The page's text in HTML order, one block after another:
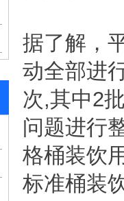
据了解，
动全部进
次,其中2
问题进行
格桶装饮
标准桶装